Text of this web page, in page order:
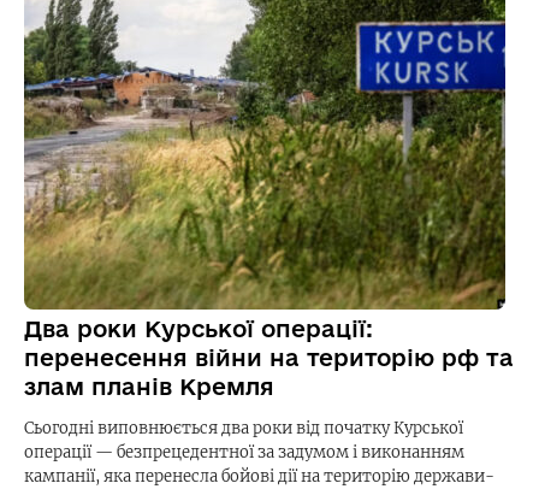
Два роки Курської операції:
перенесення війни на територію рф та
злам планів Кремля
Сьогодні виповнюється два роки від початку Курської
операції — безпрецедентної за задумом і виконанням
кампанії, яка перенесла бойові дії на територію держави-